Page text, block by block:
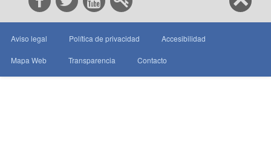
Aviso legal Política de privacidad Accesibilidad
Mapa Web Transparencia Contacto